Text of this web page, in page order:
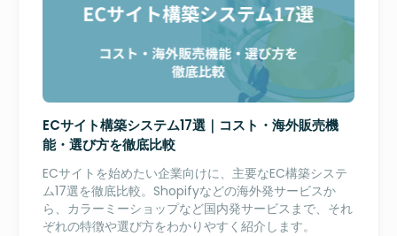
ECサイト構築システム17選｜コスト・海外販売機
能・選び方を徹底比較
ECサイトを始めたい企業向けに、主要なEC構築システ
ム17選を徹底比較。Shopifyなどの海外発サービスか
ら、カラーミーショップなど国内発サービスまで、それ
ぞれの特徴や選び方をわかりやすく紹介します。